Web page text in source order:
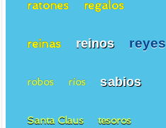
ratones regalos
reinas reinos reyes
robos ríos sabios
Santa Claus tesoros